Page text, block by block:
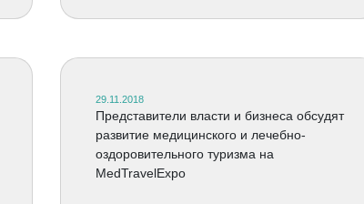
29.11.2018
Представители власти и бизнеса обсудят
развитие медицинского и лечебно-
оздоровительного туризма на
MedTravelExpo